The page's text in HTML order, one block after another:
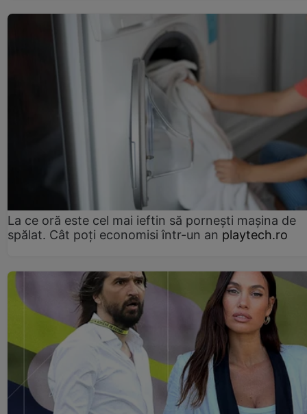
La ce oră este cel mai ieftin să pornești mașina de
spălat. Cât poți economisi într-un an playtech.ro